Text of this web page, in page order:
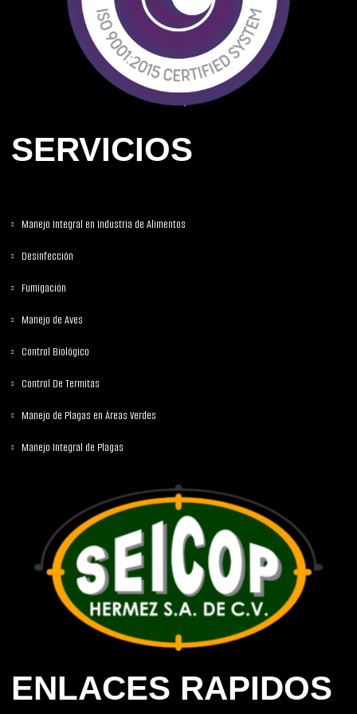
SERVICIOS
Manejo Integral en Industria de Alimentos
Desinfección
Fumigación
Manejo de Aves
Control Biológico
Control De Termitas
Manejo de Plagas en Áreas Verdes
Manejo Integral de Plagas
ENLACES RAPIDOS